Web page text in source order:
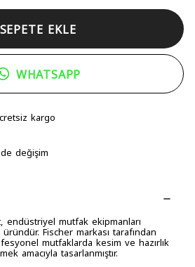
SEPETE EKLE
WHATSAPP
kargo
değişim
endüstriyel mutfak ekipmanları
Fischer markası tarafından
mutfaklarda kesim ve hazırlık
amacıyla tasarlanmıştır.